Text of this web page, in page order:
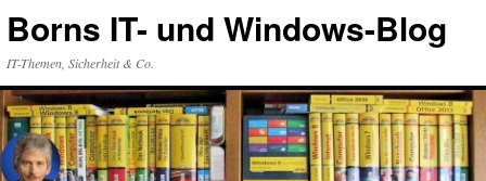
Inhalt
Borns IT- und Windows-Blog
IT-Themen, Sicherheit & Co.